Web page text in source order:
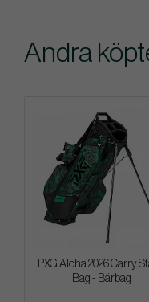
Andra
PXG Aloha 2026 Carry
Bag - Bärbag